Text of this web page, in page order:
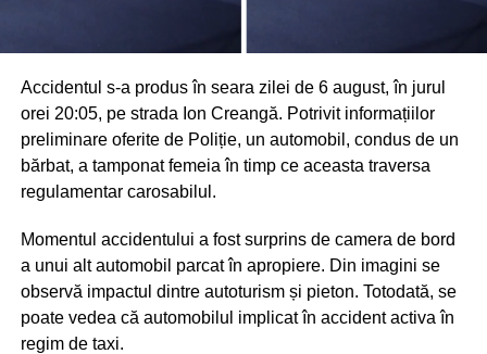
Accidentul s-a produs în seara zilei de 6 august, în jurul
orei 20:05, pe strada Ion Creangă. Potrivit informațiilor
preliminare oferite de Poliție, un automobil, condus de un
bărbat, a tamponat femeia în timp ce aceasta traversa
regulamentar carosabilul.
Momentul accidentului a fost surprins de camera de bord
a unui alt automobil parcat în apropiere. Din imagini se
observă impactul dintre autoturism și pieton. Totodată, se
poate vedea că automobilul implicat în accident activa în
regim de taxi.